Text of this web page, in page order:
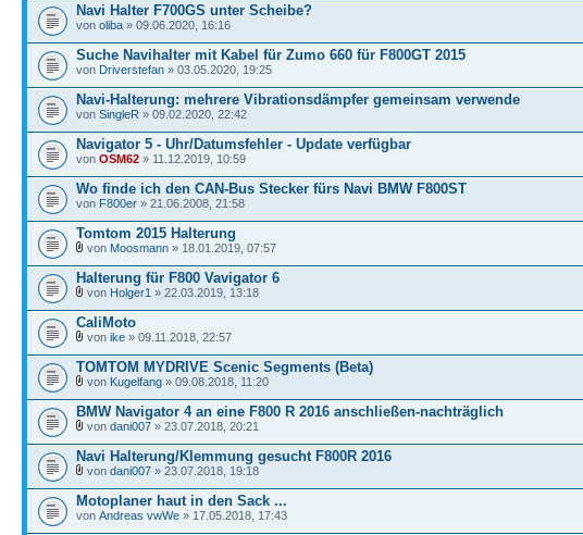
Navi Halter F700GS unter Scheibe?
von oliba » 09.06.2020, 16:16
Suche Navihalter mit Kabel für Zumo 660 für F800GT 2015
von Driverstefan » 03.05.2020, 19:25
Navi-Halterung: mehrere Vibrationsdämpfer gemeinsam verwende
von SingleR » 09.02.2020, 22:42
Navigator 5 - Uhr/Datumsfehler - Update verfügbar
von OSM62 » 11.12.2019, 10:59
Wo finde ich den CAN-Bus Stecker fürs Navi BMW F800ST
von F800er » 21.06.2008, 21:58
Tomtom 2015 Halterung
von Moosmann » 18.01.2019, 07:57
Halterung für F800 Vavigator 6
von Holger1 » 22.03.2019, 13:18
CaliMoto
von ike » 09.11.2018, 22:57
TOMTOM MYDRIVE Scenic Segments (Beta)
von Kugelfang » 09.08.2018, 11:20
BMW Navigator 4 an eine F800 R 2016 anschließen-nachträglich
von dani007 » 23.07.2018, 20:21
Navi Halterung/Klemmung gesucht F800R 2016
von dani007 » 23.07.2018, 19:18
Motoplaner haut in den Sack ...
von Andreas vwWe » 17.05.2018, 17:43